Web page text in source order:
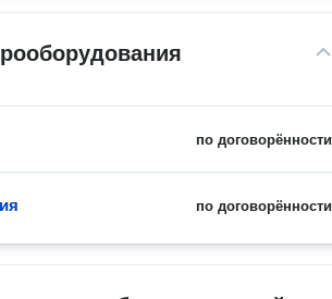
по договорённости
по договорённости